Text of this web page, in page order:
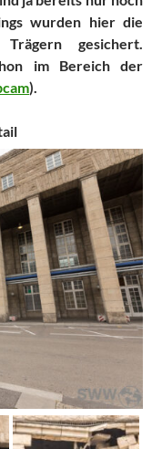
wurden hier die
gesichert.
im Bereich der
).